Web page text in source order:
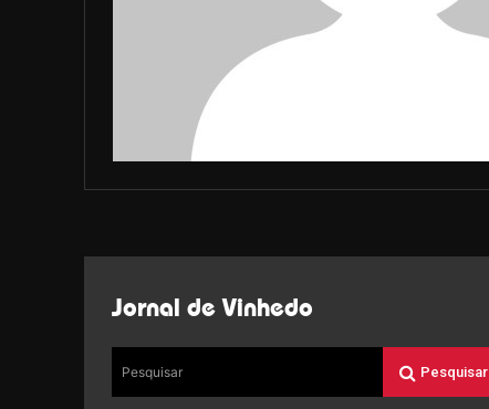
Jornal de Vinhedo
Pesquisar Pesquisar